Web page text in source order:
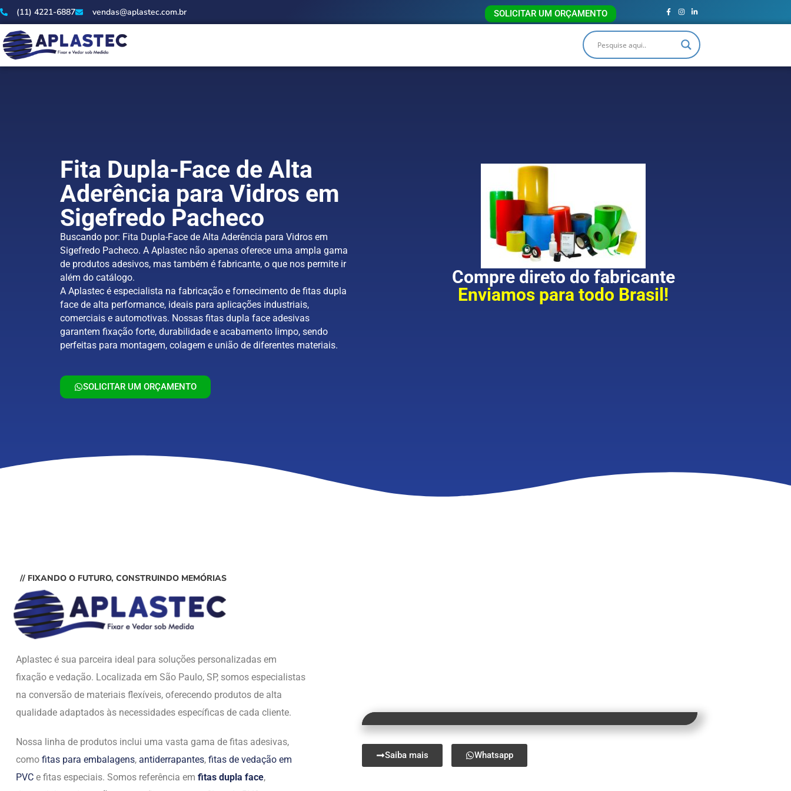
(11) 4221-6887 vendas@aplastec.com.br SOLICITAR UM ORÇAMENTO
Fita Dupla-Face de Alta
Aderência para Vidros em
Sigefredo Pacheco
Buscando por: Fita Dupla-Face de Alta Aderência para Vidros em
Sigefredo Pacheco. A Aplastec não apenas oferece uma ampla gama
de produtos adesivos, mas também é fabricante, o que nos permite ir
além do catálogo.
A Aplastec é especialista na fabricação e fornecimento de fitas dupla
face de alta performance, ideais para aplicações industriais,
comerciais e automotivas. Nossas fitas dupla face adesivas
garantem fixação forte, durabilidade e acabamento limpo, sendo
perfeitas para montagem, colagem e união de diferentes materiais.
SOLICITAR UM ORÇAMENTO
Compre direto do fabricante
Enviamos para todo Brasil!
// FIXANDO O FUTURO, CONSTRUINDO MEMÓRIAS
Aplastec é sua parceira ideal para soluções personalizadas em
fixação e vedação. Localizada em São Paulo, SP, somos especialistas
na conversão de materiais flexíveis, oferecendo produtos de alta
qualidade adaptados às necessidades específicas de cada cliente.
Nossa linha de produtos inclui uma vasta gama de fitas adesivas,
como fitas para embalagens, antiderrapantes, fitas de vedação em
PVC e fitas especiais. Somos referência em fitas dupla face,
Saiba mais Whatsapp